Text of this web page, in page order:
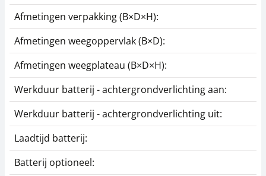
Afmetingen verpakking (B×D×H):
Afmetingen weegoppervlak (B×D):
Afmetingen weegplateau (B×D×H):
Werkduur batterij - achtergrondverlichting aan:
Werkduur batterij - achtergrondverlichting uit:
Laadtijd batterij:
Batterij optioneel: